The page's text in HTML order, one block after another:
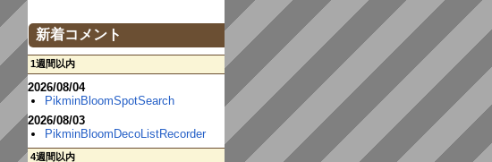
新着コメント
1週間以内
2026/08/04
PikminBloomSpotSearch
2026/08/03
PikminBloomDecoListRecorder
4週間以内